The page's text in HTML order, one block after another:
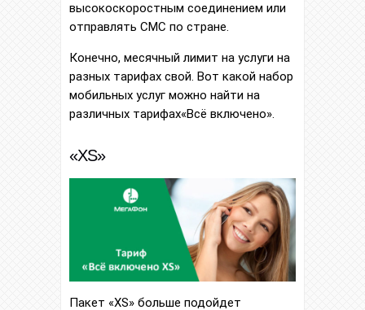
высокоскоростным соединением или
отправлять СМС по стране.
Конечно, месячный лимит на услуги на
разных тарифах свой. Вот какой набор
мобильных услуг можно найти на
различных тарифах«Всё включено».
«XS»
Пакет «XS» больше подойдет